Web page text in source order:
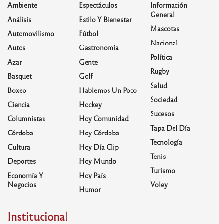
Ambiente
Análisis
Automovilismo
Autos
Azar
Basquet
Boxeo
Ciencia
Columnistas
Córdoba
Cultura
Deportes
Economía Y
Negocios
Espectáculos
Estilo Y Bienestar
Fútbol
Gastronomía
Gente
Golf
Hablemos Un Poco
Hockey
Hoy Comunidad
Hoy Córdoba
Hoy Día Clip
Hoy Mundo
Hoy País
Humor
Información
General
Mascotas
Nacional
Política
Rugby
Salud
Sociedad
Sucesos
Tapa Del Día
Tecnología
Tenis
Turismo
Voley
Institucional